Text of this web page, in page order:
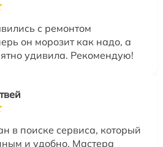
с ремонтом
он морозит как надо, а
удивила. Рекомендую!
в поиске сервиса, который
и удобно. Мастера